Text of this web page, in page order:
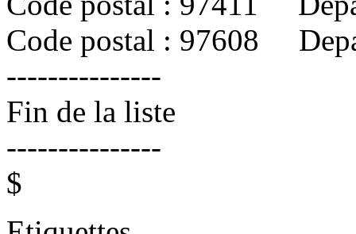
Code postal : 97608
---------------
Fin de la liste
---------------
$